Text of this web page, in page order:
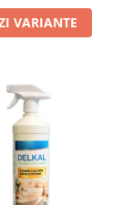
VARIANTE